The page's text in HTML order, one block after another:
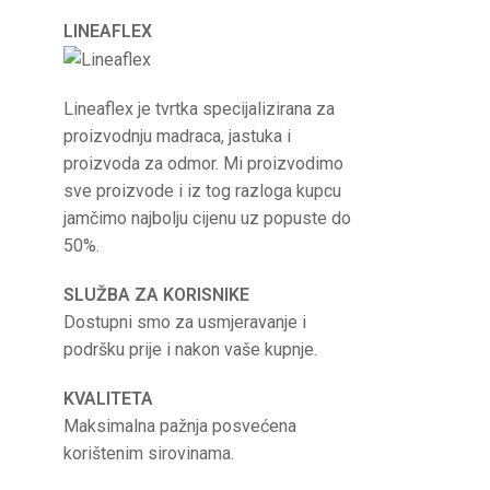
LINEAFLEX
Lineaflex je tvrtka specijalizirana za
proizvodnju madraca, jastuka i
proizvoda za odmor. Mi proizvodimo
sve proizvode i iz tog razloga kupcu
jamčimo najbolju cijenu uz popuste do
50%.
SLUŽBA ZA KORISNIKE
Dostupni smo za usmjeravanje i
podršku prije i nakon vaše kupnje.
KVALITETA
Maksimalna pažnja posvećena
korištenim sirovinama.